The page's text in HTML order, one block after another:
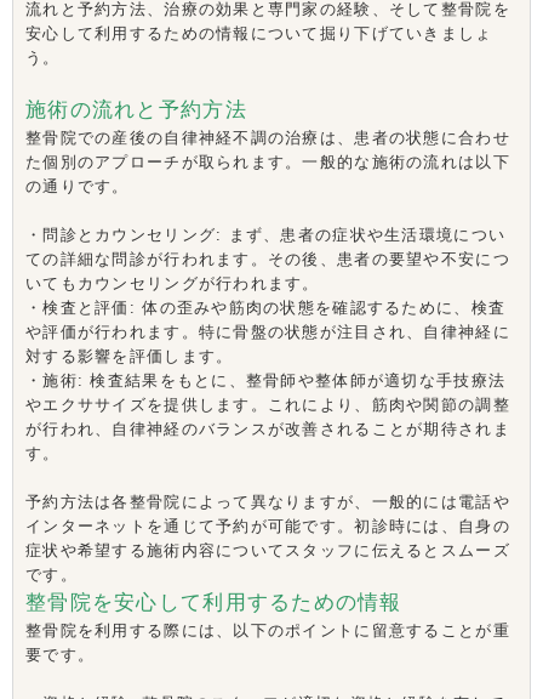
流れと予約方法、治療の効果と専門家の経験、そして整骨院を
安心して利用するための情報について掘り下げていきましょ
う。
施術の流れと予約方法
整骨院での産後の自律神経不調の治療は、患者の状態に合わせ
た個別のアプローチが取られます。一般的な施術の流れは以下
の通りです。
・問診とカウンセリング: まず、患者の症状や生活環境につい
ての詳細な問診が行われます。その後、患者の要望や不安につ
いてもカウンセリングが行われます。
・検査と評価: 体の歪みや筋肉の状態を確認するために、検査
や評価が行われます。特に骨盤の状態が注目され、自律神経に
対する影響を評価します。
・施術: 検査結果をもとに、整骨師や整体師が適切な手技療法
やエクササイズを提供します。これにより、筋肉や関節の調整
が行われ、自律神経のバランスが改善されることが期待されま
す。
予約方法は各整骨院によって異なりますが、一般的には電話や
インターネットを通じて予約が可能です。初診時には、自身の
症状や希望する施術内容についてスタッフに伝えるとスムーズ
です。
整骨院を安心して利用するための情報
整骨院を利用する際には、以下のポイントに留意することが重
要です。